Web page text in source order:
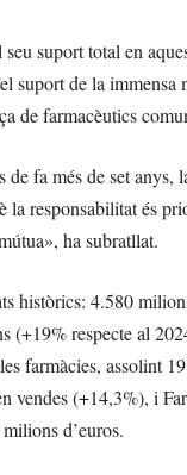
suport total en
suport de la
de farmacèutics
de fa més de set
la responsabilitat és
ha subratllat.
històrics: 4.580
(+19% respecte al
farmàcies, assolint
vendes (+14,3%), i
d’euros.